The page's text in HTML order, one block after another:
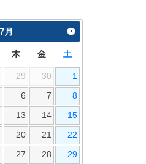
7月
木 金 土
29 30 1
6 7 8
13 14 15
20 21 22
27 28 29